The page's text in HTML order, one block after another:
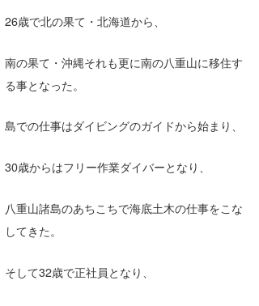
26歳で北の果て・北海道から、
南の果て・沖縄それも更に南の八重山に移住す
る事となった。
島での仕事はダイビングのガイドから始まり、
30歳からはフリー作業ダイバーとなり、
八重山諸島のあちこちで海底土木の仕事をこな
してきた。
そして32歳で正社員となり、
ハンマー
まっきー
三輪予報士
小川予報士
唐澤予報士